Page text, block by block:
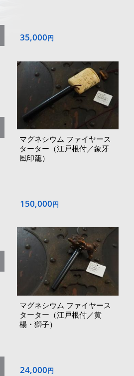
35,000円
マグネシウム ファイヤース
ターター（江戸根付／象牙
風印籠）
150,000円
マグネシウム ファイヤース
ターター（江戸根付／黄
楊・獅子）
24,000円